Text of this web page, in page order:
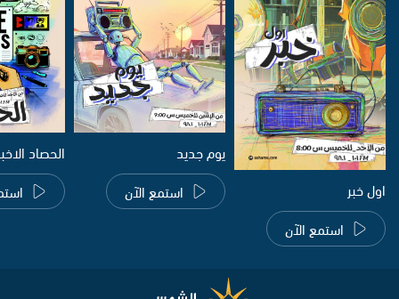
اول خبر
استمع الآن
يوم جديد
استمع الآن
الحصاد